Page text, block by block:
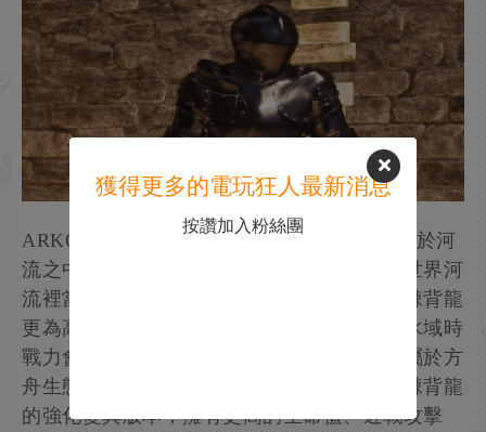
ARKOLOGY: OE - Hapipalus水生異棘龍棲息於河
流之中，與未變異的同類相伴生存，是方舟世界河
流裡當之無愧的頂級掠食者。它身形比普通棘背龍
更為高大，擅長水中生存與水下呼吸，身處水域時
戰力會進一步提升，幾乎無所畏懼。該生物屬於方
舟生態模組系列裡監察者實驗造物，是原版棘背龍
的強化變異版本，擁有更高的生命值、近戰攻擊
獲得更多的電玩狂人最新消息
按讚加入粉絲團